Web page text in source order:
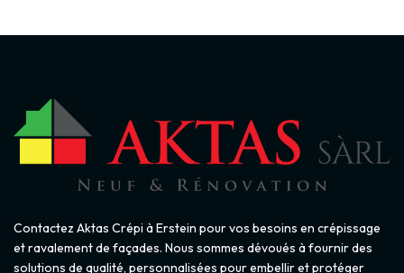
Contactez Aktas Crépi à Erstein pour vos besoins en crépissage
et ravalement de façades. Nous sommes dévoués à fournir des
solutions de qualité, personnalisées pour embellir et protéger